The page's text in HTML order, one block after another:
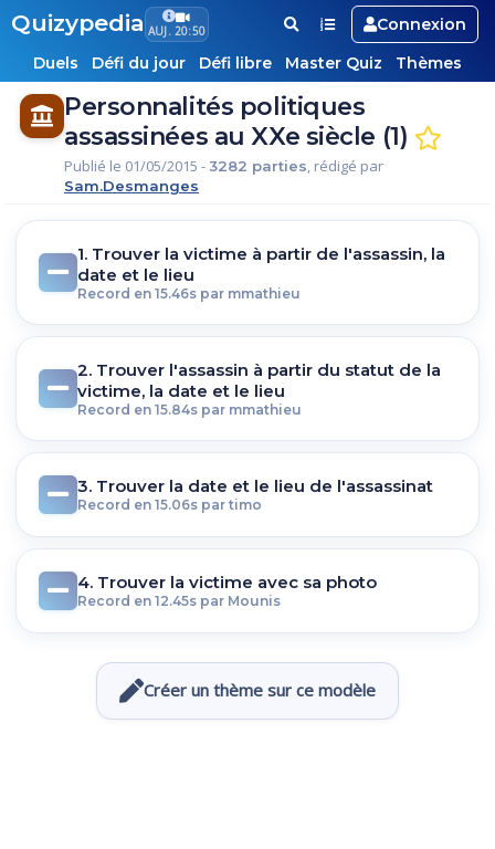
Quizypedia AUJ. 20:50
Connexion
Duels
Défi du jour Défi libre Master Quiz Thèmes
Personnalités politiques
assassinées au XXe siècle (1)
Publié le 01/05/2015 - 3282 parties, rédigé par
Sam.Desmanges
1. Trouver la victime à partir de l'assassin, la
date et le lieu
Record en 15.46s par mmathieu
2. Trouver l'assassin à partir du statut de la
victime, la date et le lieu
Record en 15.84s par mmathieu
3. Trouver la date et le lieu de l'assassinat
Record en 15.06s par timo
4. Trouver la victime avec sa photo
Record en 12.45s par Mounis
Créer un thème sur ce modèle